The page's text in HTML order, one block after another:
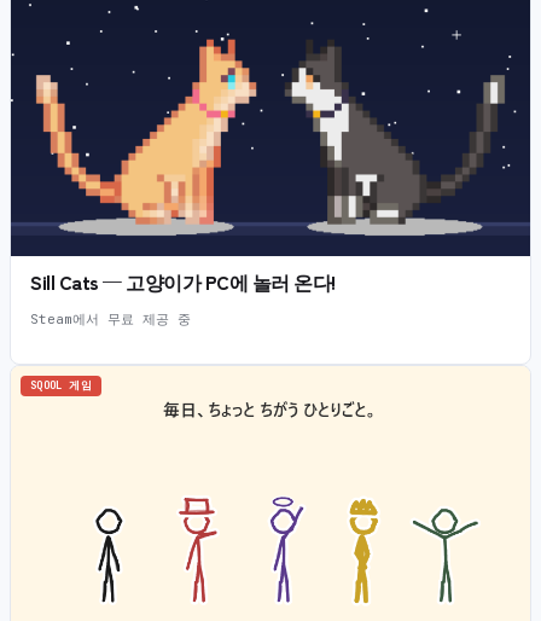
Sill Cats — 고양이가 PC에 놀러 온다!
Steam에서 무료 제공 중
SQOOL 게임